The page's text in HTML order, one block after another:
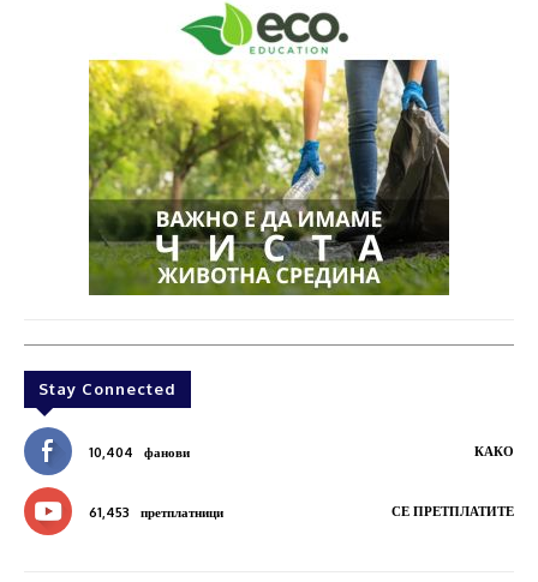
Stay Connected
10,404 фанови КАКО
61,453 претплатници СЕ ПРЕТПЛАТИТЕ